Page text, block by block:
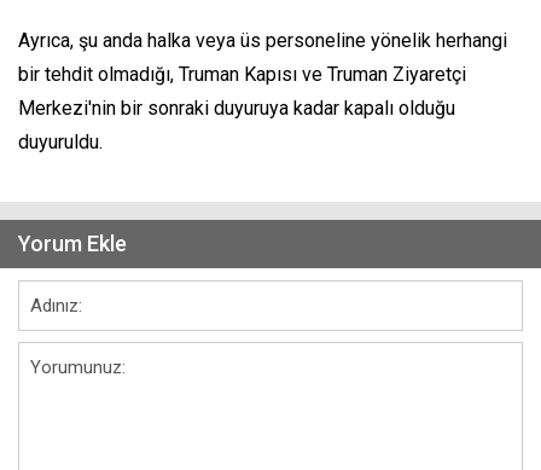
Ayrıca, şu anda halka veya üs personeline yönelik herhangi
bir tehdit olmadığı, Truman Kapısı ve Truman Ziyaretçi
Merkezi'nin bir sonraki duyuruya kadar kapalı olduğu
duyuruldu.
Yorum Ekle